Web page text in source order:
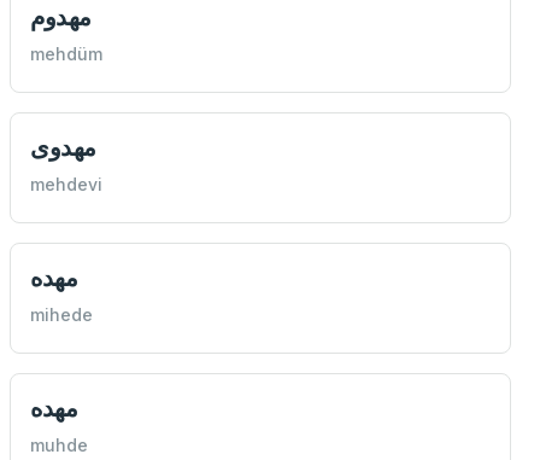
مهدوم
mehdüm
مهدوی
mehdevi
مهده
mihede
مهده
muhde